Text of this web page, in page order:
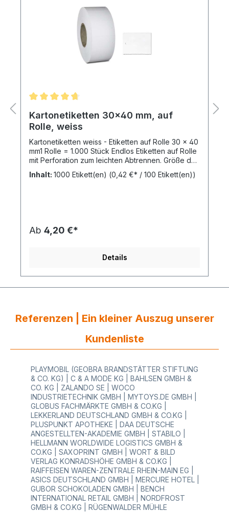
Kartonetiketten 30x40 mm, auf
Rolle, weiss
Kartonetiketten weiss - Etiketten auf Rolle 30 x 40
mm1 Rolle = 1.000 Stück Endlos Etiketten auf Rolle
mit Perforation zum leichten Abtrennen. Größe der
Kartonetikett aus 250 g/qm OffsetkartonEin 3 mm
Sicherheitsfäden Preisetiketten auf Ihre Produkte
Kartonetiketten bzw. Hang Tags sind vom
Etikettenhersteller bereits mit einer Perforation
Sie bei uns im Shop günstig ihre Textiletiketten auf
für Textilien unterschiedlich bedruckt sowie
Aktionsetiketten bzw. Sonderpreisetiketten
Inhalt: 1000 Etikett(en) (0,42 €* / 100 Etikett(en))
Ab 4,20 €*
Details
Referenzen | Ein kleiner Auszug unserer
Kundenliste
PLAYMOBIL (GEOBRA BRANDSTÄTTER STIFTUNG
& CO. KG) | C & A MODE KG | BAHLSEN GMBH &
CO. KG | ZALANDO SE | WOCO
INDUSTRIETECHNIK GMBH | MYTOYS.DE GMBH |
GLOBUS FACHMÄRKTE GMBH & CO.KG |
LEKKERLAND DEUTSCHLAND GMBH & CO.KG |
PLUSPUNKT APOTHEKE | DAA DEUTSCHE
ANGESTELLTEN-AKADEMIE GMBH | STABILO |
HELLMANN WORLDWIDE LOGISTICS GMBH &
CO.KG | SAXOPRINT GMBH | WORT & BILD
VERLAG KONRADSHÖHE GMBH & CO.KG |
RAIFFEISEN WAREN-ZENTRALE RHEIN-MAIN EG |
ASICS DEUTSCHLAND GMBH | MERCURE HOTEL |
GUBOR SCHOKOLADEN GMBH | BENCH
INTERNATIONAL RETAIL GMBH | NORDFROST
GMBH & CO.KG | RÜGENWALDER MÜHLE